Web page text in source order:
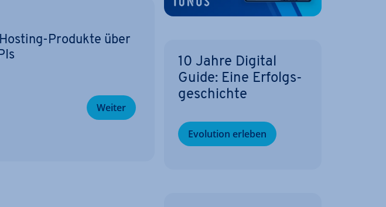
Produkte über
Weiter
10 Jahre Digital
Guide: Eine Er­folgs­
ge­schich­te
Evolution erleben